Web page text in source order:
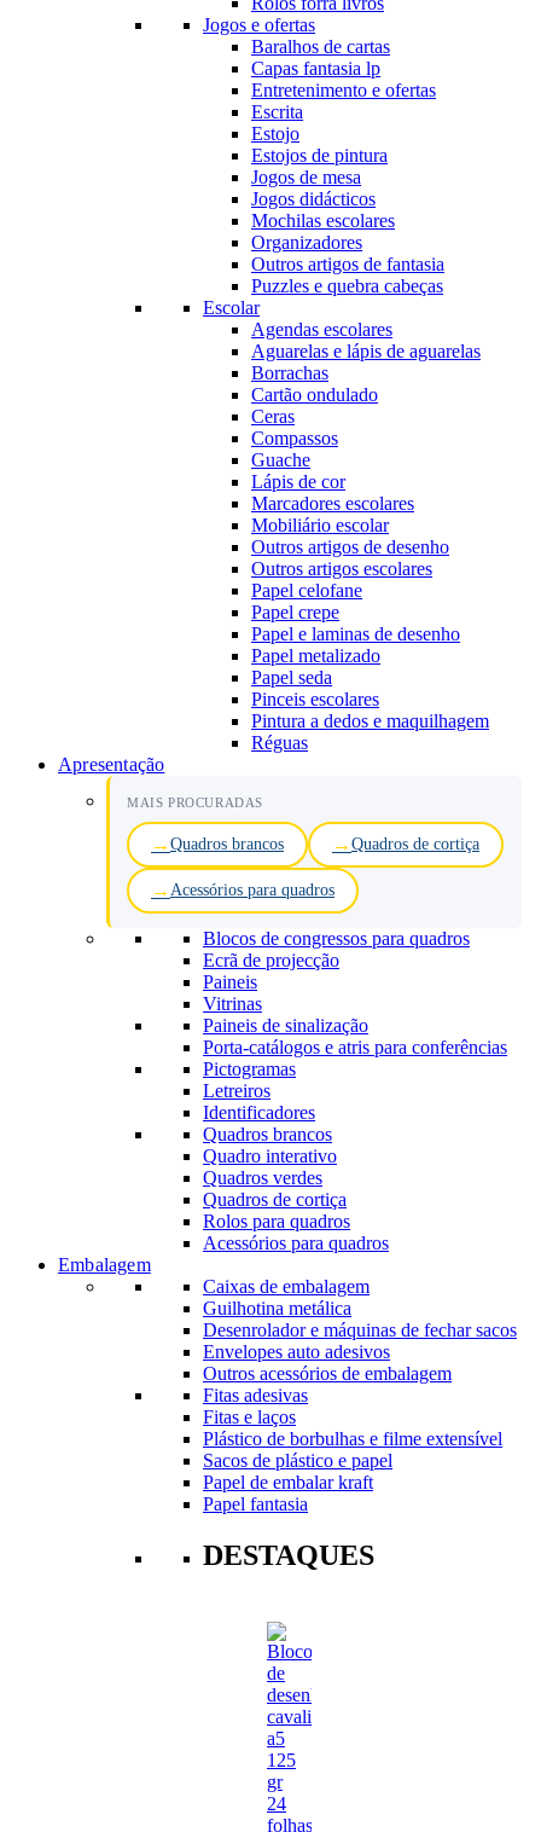
Jogos e ofertas
Baralhos de cartas
Capas fantasia lp
Entretenimento e ofertas
Escrita
Estojo
Estojos de pintura
Jogos de mesa
Jogos didácticos
Mochilas escolares
Organizadores
Outros artigos de fantasia
Puzzles e quebra cabeças
Escolar
Agendas escolares
Aguarelas e lápis de aguarelas
Borrachas
Cartão ondulado
Ceras
Compassos
Guache
Lápis de cor
Marcadores escolares
Mobiliário escolar
Outros artigos de desenho
Outros artigos escolares
Papel celofane
Papel crepe
Papel e laminas de desenho
Papel metalizado
Papel seda
Pinceis escolares
Pintura a dedos e maquilhagem
Réguas
Apresentação
MAIS PROCURADAS
Quadros brancos Quadros de cortiça
Acessórios para quadros
Blocos de congressos para quadros
Ecrã de projecção
Paineis
Vitrinas
Paineis de sinalização
Porta-catálogos e atris para conferências
Pictogramas
Letreiros
Identificadores
Quadros brancos
Quadro interativo
Quadros verdes
Quadros de cortiça
Rolos para quadros
Acessórios para quadros
Embalagem
Caixas de embalagem
Guilhotina metálica
Desenrolador e máquinas de fechar sacos
Envelopes auto adesivos
Outros acessórios de embalagem
Fitas adesivas
Fitas e laços
Plástico de borbulhas e filme extensível
Sacos de plástico e papel
Papel de embalar kraft
Papel fantasia
DESTAQUES